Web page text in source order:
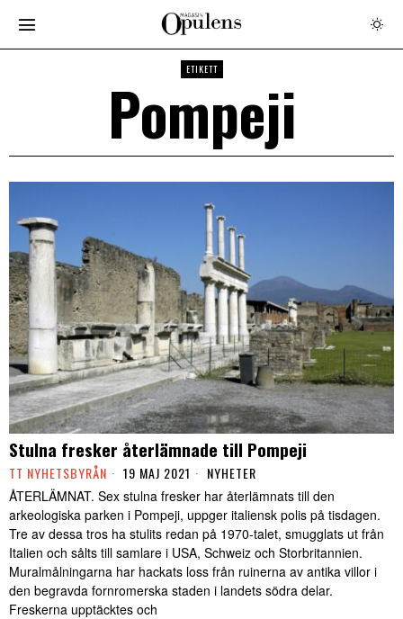
ETIKETT
Pompeji
Stulna fresker återlämnade till Pompeji
TT NYHETSBYRÅN 19 MAJ 2021 NYHETER
ÅTERLÄMNAT. Sex stulna fresker har återlämnats till den
arkeologiska parken i Pompeji, uppger italiensk polis på tisdagen.
Tre av dessa tros ha stulits redan på 1970-talet, smugglats ut från
Italien och sålts till samlare i USA, Schweiz och Storbritannien.
Muralmålningarna har hackats loss från ruinerna av antika villor i
den begravda fornromerska staden i landets södra delar.
Freskerna upptäcktes och